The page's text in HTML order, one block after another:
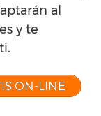
al
y te
ON-LINE